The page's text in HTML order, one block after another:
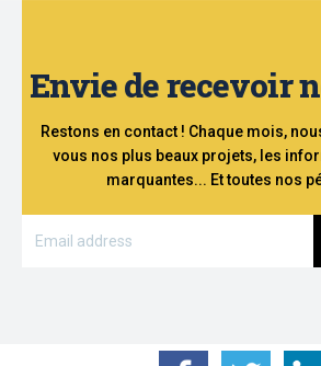
Envie de recevoir
Restons en contact ! Chaque mois,
vous nos plus beaux projets, les
marquantes... Et toutes nos